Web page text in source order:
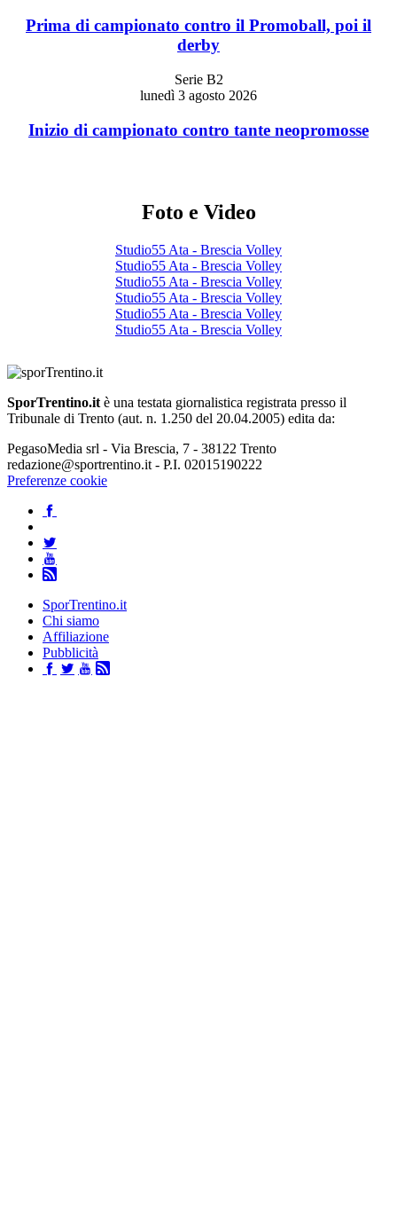
Prima di campionato contro il Promoball, poi il
derby
Serie B2
lunedì 3 agosto 2026
Inizio di campionato contro tante neopromosse
Foto e Video
Studio55 Ata - Brescia Volley
Studio55 Ata - Brescia Volley
Studio55 Ata - Brescia Volley
Studio55 Ata - Brescia Volley
Studio55 Ata - Brescia Volley
Studio55 Ata - Brescia Volley
SporTrentino.it è una testata giornalistica registrata presso il
Tribunale di Trento (aut. n. 1.250 del 20.04.2005) edita da:
PegasoMedia srl - Via Brescia, 7 - 38122 Trento
redazione@sportrentino.it - P.I. 02015190222
Preferenze cookie
SporTrentino.it
Chi siamo
Affiliazione
Pubblicità